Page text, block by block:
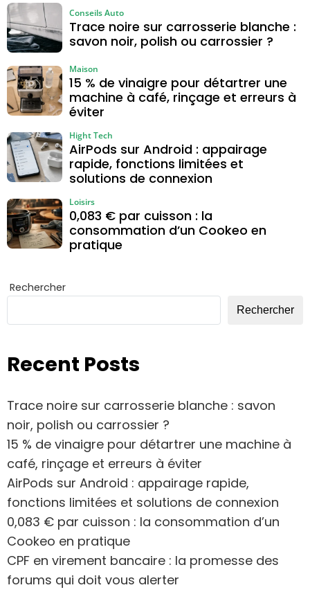
Trace noire sur carrosserie blanche :
savon noir, polish ou carrossier ?
Conseils Auto
15 % de vinaigre pour détartrer une
machine à café, rinçage et erreurs à
éviter
Maison
AirPods sur Android : appairage
rapide, fonctions limitées et
solutions de connexion
Hight Tech
0,083 € par cuisson : la
consommation d’un Cookeo en
pratique
Loisirs
Rechercher
Rechercher
Recent Posts
Trace noire sur carrosserie blanche : savon
noir, polish ou carrossier ?
15 % de vinaigre pour détartrer une machine à
café, rinçage et erreurs à éviter
AirPods sur Android : appairage rapide,
fonctions limitées et solutions de connexion
0,083 € par cuisson : la consommation d’un
Cookeo en pratique
CPF en virement bancaire : la promesse des
forums qui doit vous alerter